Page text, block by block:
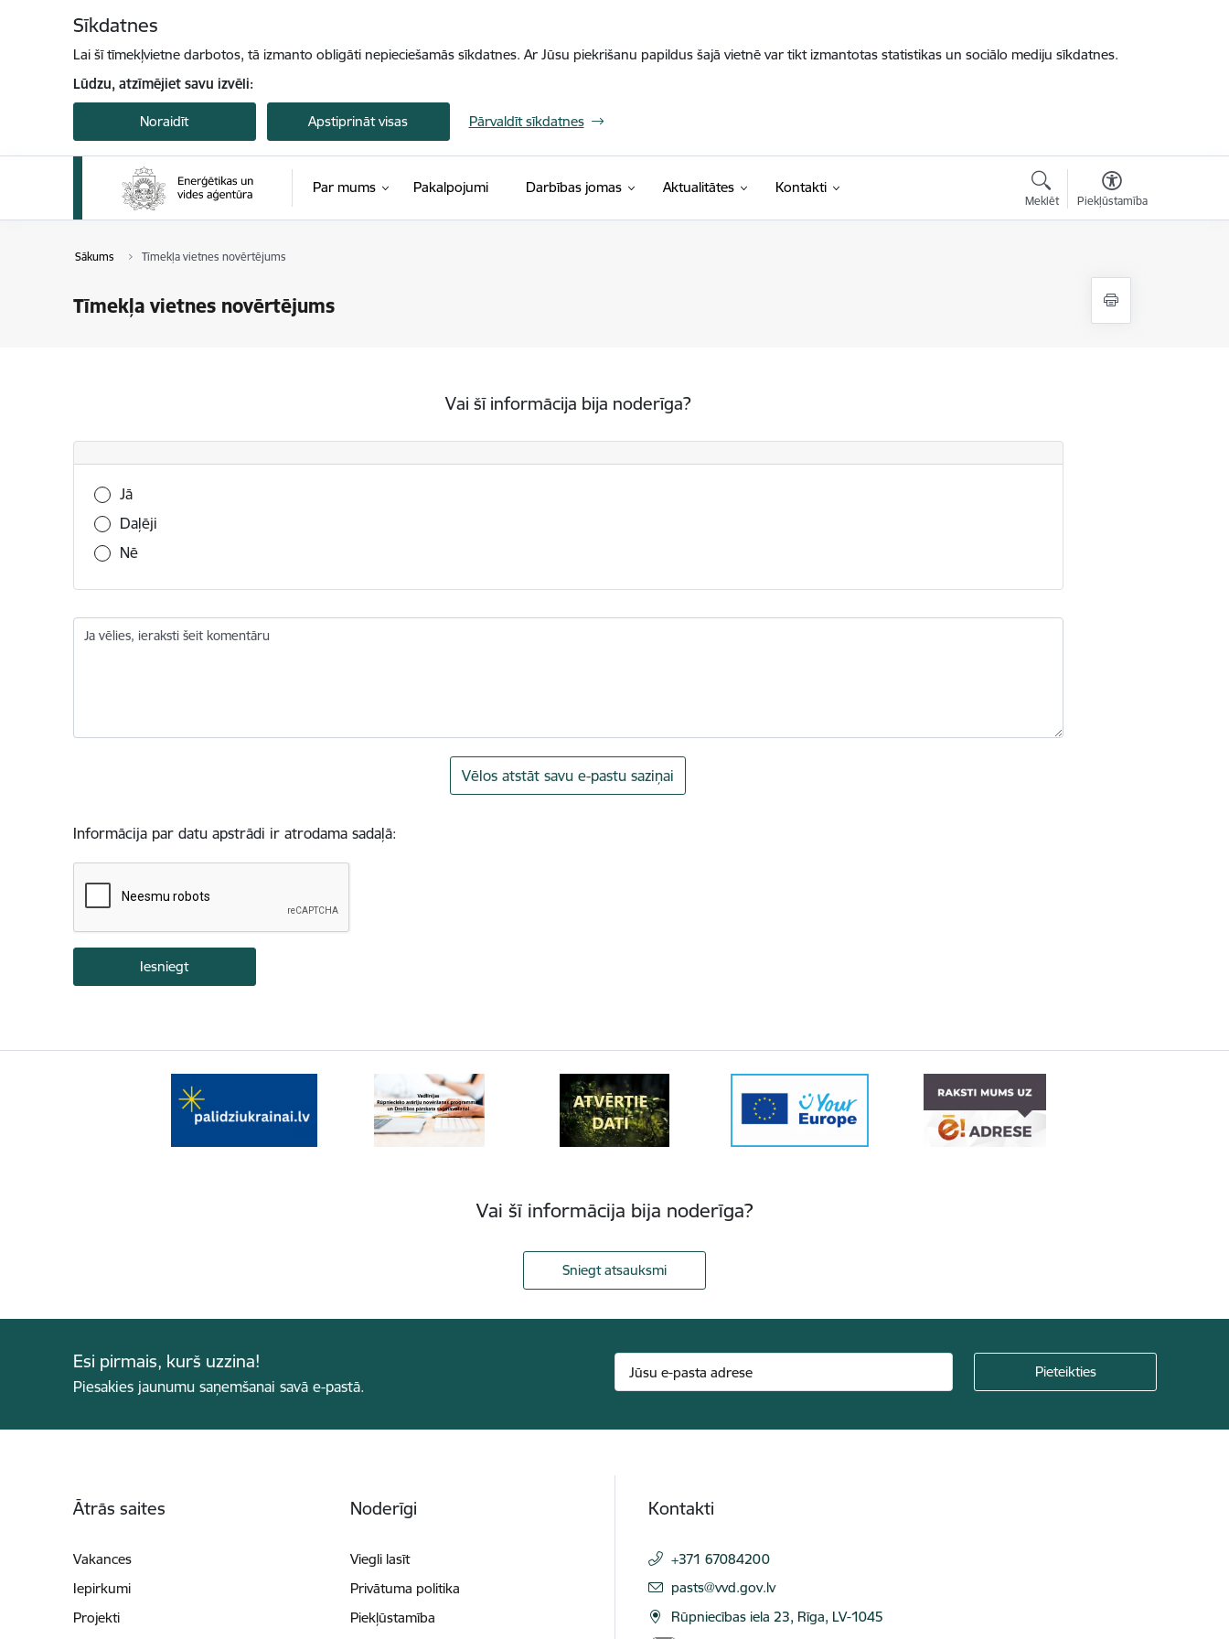
Sīkdatnes
Lai šī tīmekļvietne darbotos, tā izmanto obligāti nepieciešamās sīkdatnes. Ar Jūsu piekrišanu papildus šajā vietnē var tikt izmantotas statistikas un sociālo mediju sīkdatnes.
Lūdzu, atzīmējiet savu izvēli:
Noraidīt Apstiprināt visas Pārvaldīt sīkdatnes
Par mums Pakalpojumi Darbības jomas Aktualitātes Kontakti
Meklēt Piekļūstamība
Sākums Tīmekļa vietnes novērtējums
Tīmekļa vietnes novērtējums
Vai šī informācija bija noderīga?
Vai šī informācija bija noderīga?
Jā
Daļēji
Nē
Ja vēlies, ieraksti šeit komentāru
Vēlos atstāt savu e-pastu saziņai
Informācija par datu apstrādi ir atrodama sadaļā:
Vai šī informācija bija noderīga?
Sniegt atsauksmi
Esi pirmais, kurš uzzina!
Piesakies jaunumu saņemšanai savā e-pastā.
Ātrās saites
Vakances
Iepirkumi
Projekti
Noderīgi
Viegli lasīt
Privātuma politika
Piekļūstamība
Kontakti
+371 67084200
E-pasts:
pasts@vvd.gov.lv
Rūpniecības iela 23, Rīga, LV-1045